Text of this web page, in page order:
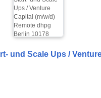
und Scale Ups /